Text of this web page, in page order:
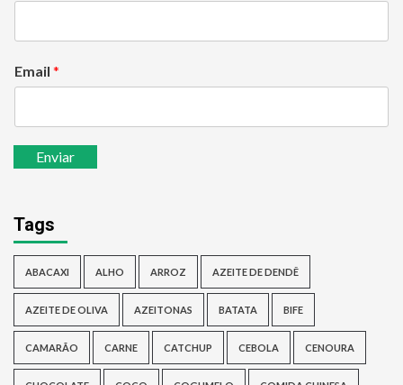
Email *
Enviar
Tags
ABACAXI ALHO ARROZ AZEITE DE DENDÊ
AZEITE DE OLIVA AZEITONAS BATATA BIFE
CAMARÃO CARNE CATCHUP CEBOLA CENOURA